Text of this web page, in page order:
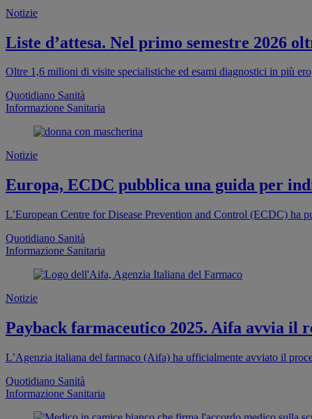
Notizie
Liste d’attesa. Nel primo semestre 2026
Oltre 1,6 milioni di visite specialistiche ed esami diagnostici in più
Quotidiano Sanità
Informazione Sanitaria
Notizie
Europa, ECDC pubblica una guida per
L’European Centre for Disease Prevention and Control (ECDC)
Quotidiano Sanità
Informazione Sanitaria
Notizie
Payback farmaceutico 2025. Aifa avvia
L’Agenzia italiana del farmaco (Aifa) ha ufficialmente avviato il
Quotidiano Sanità
Informazione Sanitaria